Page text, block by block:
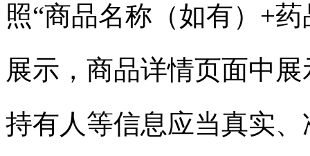
照“商品名称（如有）+
展示，商品详情页面中
持有人等信息应当真实